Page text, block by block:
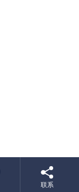

联系